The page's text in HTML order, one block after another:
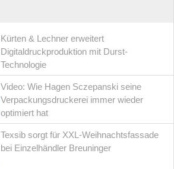
Kürten & Lechner erweitert
Digitaldruckproduktion mit Durst-
Technologie
Video: Wie Hagen Sczepanski seine
Verpackungsdruckerei immer wieder
optimiert hat
Texsib sorgt für XXL-Weihnachtsfassade
bei Einzelhändler Breuninger